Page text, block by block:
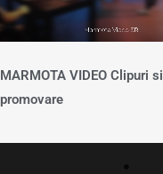
MARMOTA VIDEO Clipuri si
promovare